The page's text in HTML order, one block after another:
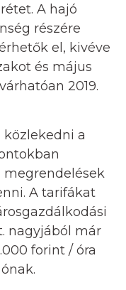
A hajó
részére
el, kivéve
és május
2019.
a
megrendelések
A tarifákat
nagyjából már
forint / óra